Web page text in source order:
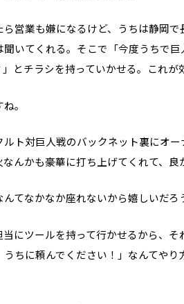
営業も嫌になるけど、うちは静岡で
いてくれる。そこで「今度うちで
とチラシを持っていかせる。これが
。
ト対巨人戦のバックネット裏にオ
んかも豪華に打ち上げてくれて、良
てなかなか座れないから嬉しいだろ
当にツールを持って行かせるから、
ちに頼んでください！」なんてやり